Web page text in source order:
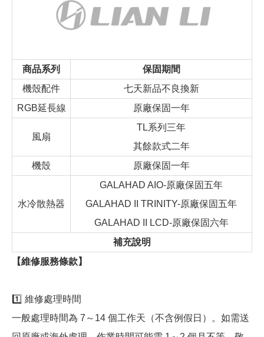
商品系列
保固期間
機殼配件
七天新品不良換新
RGB延長線
原廠保固一年
風扇
TL系列三年
其餘款式二年
機殼
原廠保固一年
水冷散熱器
GALAHAD AIO-原廠保固五年
GALAHAD II TRINITY-原廠保固五年
GALAHAD II LCD-原廠保固六年
補充說明
【維修服務條款】
1️⃣ 維修處理時間
一般處理時間為 7～14 個工作天（不含例假日）。如需送